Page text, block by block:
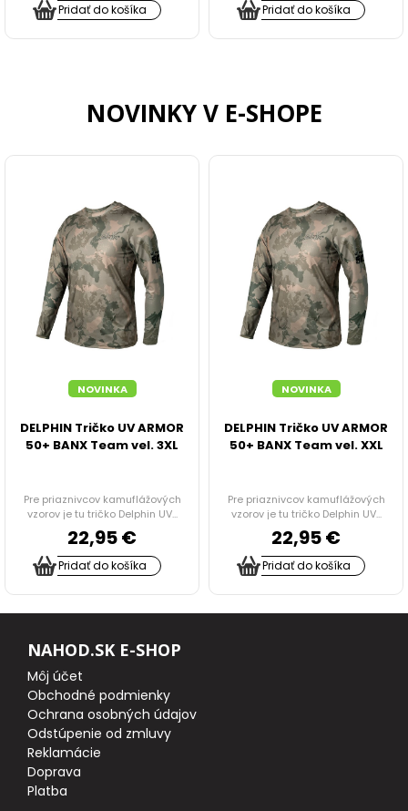
Pridať do košíka Pridať do košíka
NOVINKY V E-SHOPE
NOVINKA
DELPHIN Tričko UV ARMOR
50+ BANX Team vel. 3XL
Pre priaznivcov kamuflážových
vzorov je tu tričko Delphin UV...
22,95 €
Pridať do košíka
NOVINKA
DELPHIN Tričko UV ARMOR
50+ BANX Team vel. XXL
Pre priaznivcov kamuflážových
vzorov je tu tričko Delphin UV...
22,95 €
Pridať do košíka
NAHOD.SK E-SHOP
Môj účet
Obchodné podmienky
Ochrana osobných údajov
Odstúpenie od zmluvy
Reklamácie
Doprava
Platba
KEMPING
PREHOZY, DOPLNKY K BIVAKOM
SPACÁKY
LEHÁTKA
KRESLÁ A STOLIČKY
ČELOVKY A SVETLÁ
ELEKTRONIKA, VENTILÁTORY, POWERBANKY
STOLÍKY DO BIVAKU
TERMO A JEDÁLENSKÉ TAŠKY
TAŠKY, BATOHY A PUZDRA
RYBÁRSKE DOPLNKY
HYGIENA